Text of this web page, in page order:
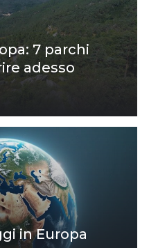
7 parchi
adesso
in Europa